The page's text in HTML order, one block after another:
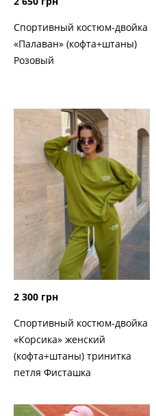
Спортивный костюм-двойка
«Палаван» (кофта+штаны)
Розовый
2 300 грн
Спортивный костюм-двойка
«Корсика» женский
(кофта+штаны) тринитка
петля Фисташка